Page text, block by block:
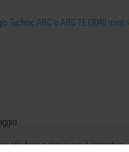
Technic ARC e ARC TE (3048 mm) >
alla base e rimuovere il coperchio.